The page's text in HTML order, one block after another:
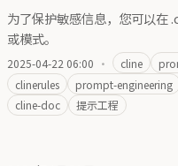
为了保护敏感信息，您可以在
或模式。
2025-04-22 06:00 · cline
clinerules
prompt-engineering
cline-doc
提示工程